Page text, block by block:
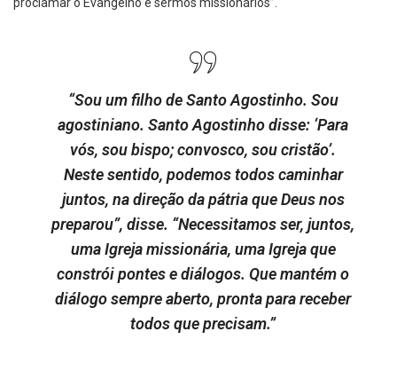
“Sou um filho de Santo Agostinho. Sou
agostiniano. Santo Agostinho disse: ‘Para
vós, sou bispo; convosco, sou cristão’.
Neste sentido, podemos todos caminhar
juntos, na direção da pátria que Deus nos
preparou”, disse. “Necessitamos ser, juntos,
uma Igreja missionária, uma Igreja que
constrói pontes e diálogos. Que mantém o
diálogo sempre aberto, pronta para receber
todos que precisam.”